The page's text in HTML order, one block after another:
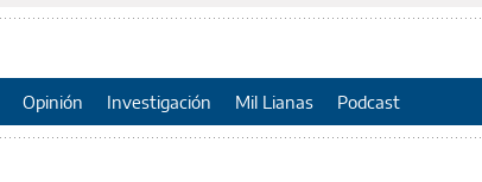
Opinión Investigación Mil Lianas Podcast